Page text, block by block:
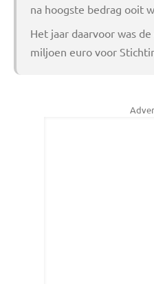
na hoogste bedrag ooit
Het jaar daarvoor was
miljoen euro voor